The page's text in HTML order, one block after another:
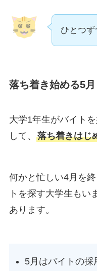
ひとつず
落ち着き始める5月
大学1年生がバイト
して、 落ち着きはじ
何かと忙しい4月を
トを探す大学生もい
あります。
5月はバイトの採